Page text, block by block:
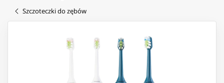
Szczoteczki do zębów